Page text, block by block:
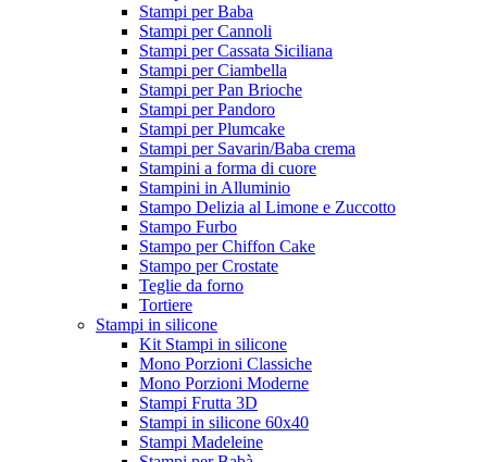
Stampi per Baba
Stampi per Cannoli
Stampi per Cassata Siciliana
Stampi per Ciambella
Stampi per Pan Brioche
Stampi per Pandoro
Stampi per Plumcake
Stampi per Savarin/Baba crema
Stampini a forma di cuore
Stampini in Alluminio
Stampo Delizia al Limone e Zuccotto
Stampo Furbo
Stampo per Chiffon Cake
Stampo per Crostate
Teglie da forno
Tortiere
Stampi in silicone
Kit Stampi in silicone
Mono Porzioni Classiche
Mono Porzioni Moderne
Stampi Frutta 3D
Stampi in silicone 60x40
Stampi Madeleine